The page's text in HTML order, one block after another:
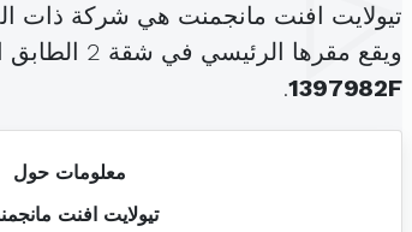
تيولايت افنت مانجمنت هي شركة ذات
ويقع مقرها الرئيسي في شقة 2 الطابق الميزانين اقامة الياسمين النصر 2 اريانة المدينة (
1397982F
.
معلومات حول
تيولايت افنت